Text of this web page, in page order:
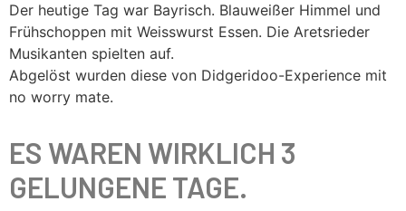
Der heutige Tag war Bayrisch. Blauweißer Himmel und
Frühschoppen mit Weisswurst Essen. Die Aretsrieder
Musikanten spielten auf.
Abgelöst wurden diese von Didgeridoo-Experience mit
no worry mate.
ES WAREN WIRKLICH 3
GELUNGENE TAGE.